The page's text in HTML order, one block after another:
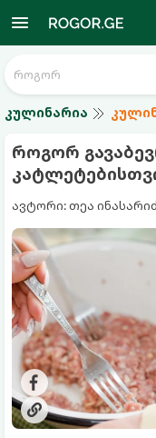
კულინარია
როგორ
ავტორი: თეა